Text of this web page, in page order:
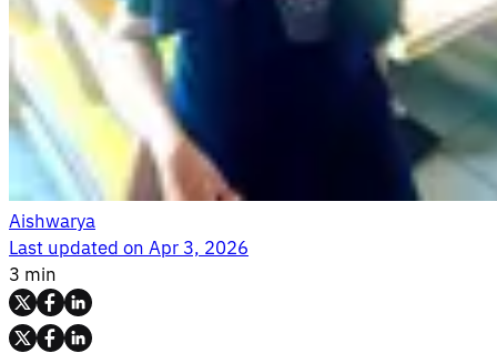
Aishwarya
Last updated onApr 3, 2026
3 min